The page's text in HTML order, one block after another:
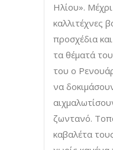
Ηλίου».
καλλιτέχνες
προσχέδια
τα θέματά
του ο
να
ζωντανό.
καβαλέτα